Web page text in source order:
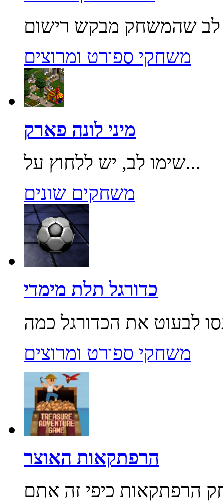
משחקי ספורט ומרוצים
מיני לונה פארק
שימו לב, יש ללחוץ על...
משחקים שונים
כדורגל תלת מימדי
משחקי ספורט ומרוצים
הרפתקאות האוצר